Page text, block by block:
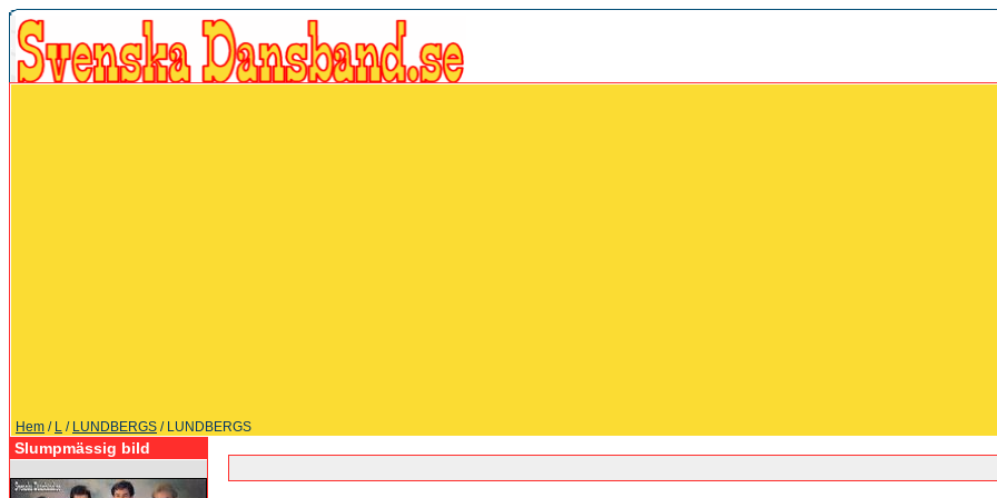
Hem / L / LUNDBERGS / LUNDBERGS
Slumpmässig bild